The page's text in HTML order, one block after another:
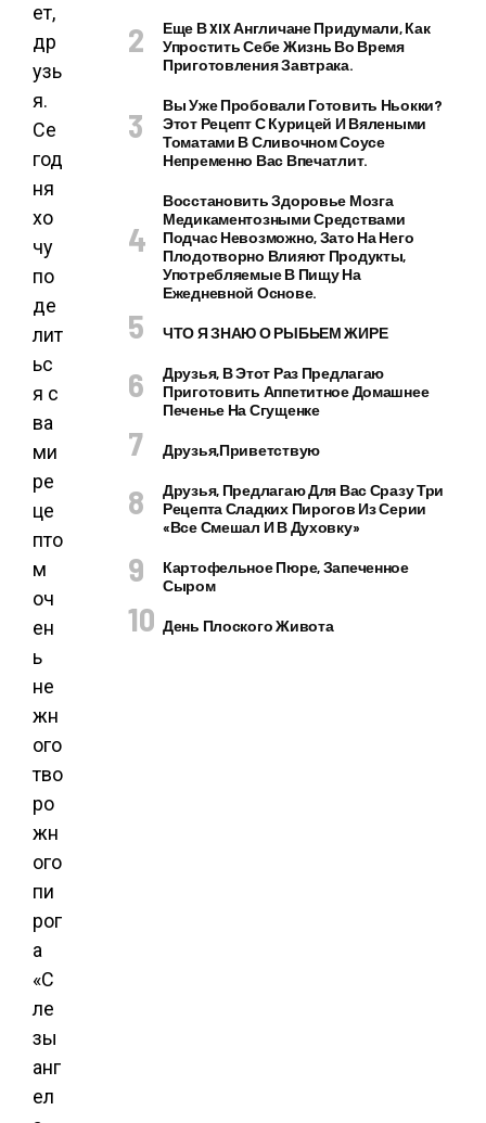
ет,
др
узь
я.
Се
год
ня
хо
чу
по
де
лит
ьс
я с
ва
ми
ре
це
пто
м
оч
ен
ь
не
жн
ого
тво
ро
жн
ого
пи
рог
а
«С
ле
зы
анг
ел
Еще В XIX Англичане Придумали, Как
Упростить Себе Жизнь Во Время
Приготовления Завтрака.
Вы Уже Пробовали Готовить Ньокки?
Этот Рецепт С Курицей И Вялеными
Томатами В Сливочном Соусе
Непременно Вас Впечатлит.
Восстановить Здоровье Мозга
Медикаментозными Средствами
Подчас Невозможно, Зато На Него
Плодотворно Влияют Продукты,
Употребляемые В Пищу На
Ежедневной Основе.
ЧТО Я ЗНАЮ О РЫБЬЕМ ЖИРЕ
Друзья, В Этот Раз Предлагаю
Приготовить Аппетитное Домашнее
Печенье На Сгущенке
Друзья,приветствую
Друзья, Предлагаю Для Вас Сразу Три
Рецепта Сладких Пирогов Из Серии
«все Смешал И В Духовку»
Картофельное Пюре, Запеченное
Сыром
День Плоского Живота